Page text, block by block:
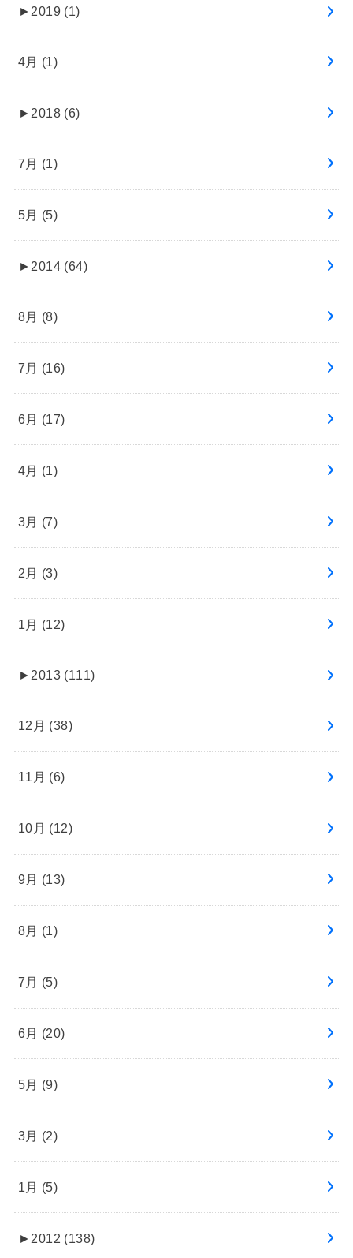
► 2019 (1)
4月 (1)
► 2018 (6)
7月 (1)
5月 (5)
► 2014 (64)
8月 (8)
7月 (16)
6月 (17)
4月 (1)
3月 (7)
2月 (3)
1月 (12)
► 2013 (111)
12月 (38)
11月 (6)
10月 (12)
9月 (13)
8月 (1)
7月 (5)
6月 (20)
5月 (9)
3月 (2)
1月 (5)
► 2012 (138)